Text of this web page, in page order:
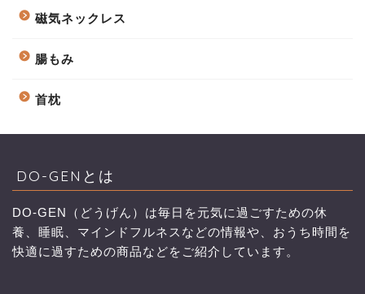
磁気ネックレス
腸もみ
首枕
DO-GENとは
DO-GEN（どうげん）は毎日を元気に過ごすための休
養、睡眠、マインドフルネスなどの情報や、おうち時間を
快適に過すための商品などをご紹介しています。